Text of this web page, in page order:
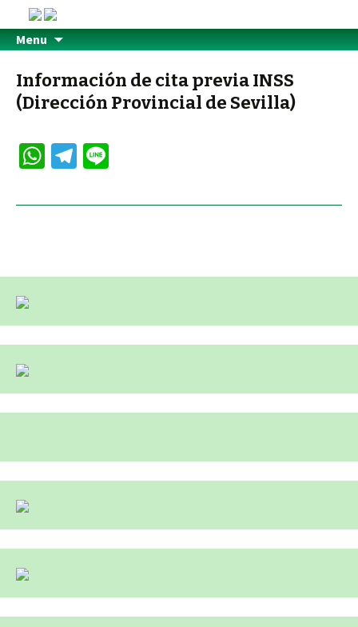
Menu
Información de cita previa INSS
(Dirección Provincial de Sevilla)
W
at
p
Te
gr e